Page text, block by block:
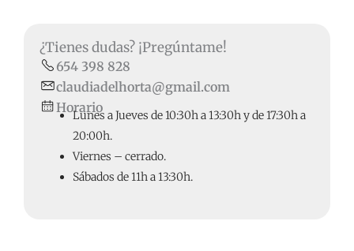
¿Tienes dudas? ¡Pregúntame!
654 398 828
claudiadelhorta@gmail.com
Horario
Lunes a Jueves de 10:30h a 13:30h y de 17:30h a
20:00h.
Viernes – cerrado.
Sábados de 11h a 13:30h.